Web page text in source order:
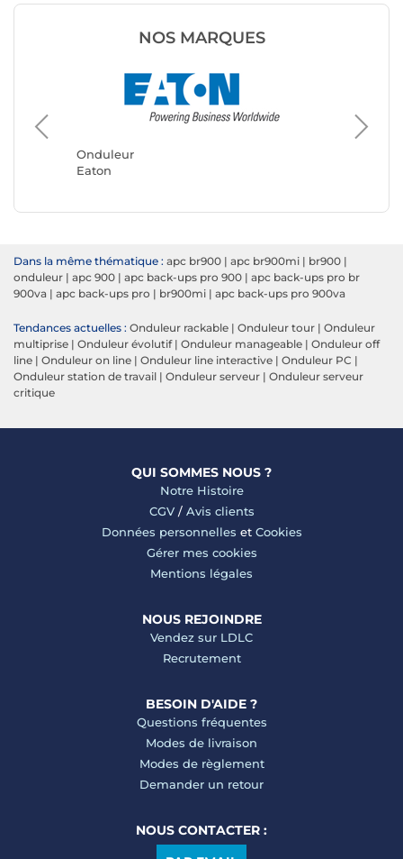
NOS MARQUES
Onduleur
Eaton
Dans la même thématique : apc br900 | apc br900mi | br900 |
onduleur | apc 900 | apc back-ups pro 900 | apc back-ups pro br
900va | apc back-ups pro | br900mi | apc back-ups pro 900va
Tendances actuelles : Onduleur rackable | Onduleur tour | Onduleur
multiprise | Onduleur évolutif| Onduleur manageable | Onduleur off
line | Onduleur on line | Onduleur line interactive | Onduleur PC |
Onduleur station de travail | Onduleur serveur | Onduleur serveur
critique
QUI SOMMES NOUS ?
Notre Histoire
CGV/ Avis clients
Données personnelles et Cookies
Gérer mes cookies
Mentions légales
NOUS REJOINDRE
Vendez sur LDLC
Recrutement
BESOIN D'AIDE ?
Questions fréquentes
Modes de livraison
Modes de règlement
Demander un retour
NOUS CONTACTER :